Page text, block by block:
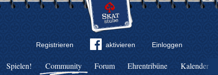
Registrieren aktivieren Einloggen
Community Forum Ehrentribüne Kalender
Spielen!